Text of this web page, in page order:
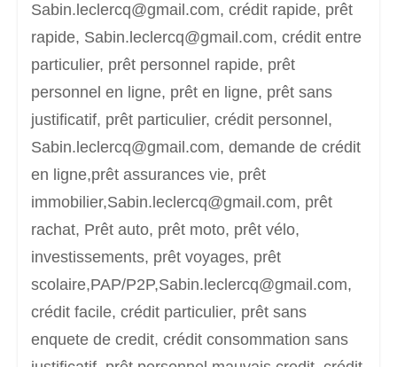
Sabin.leclercq@gmail.com, crédit rapide, prêt
rapide, Sabin.leclercq@gmail.com, crédit entre
particulier, prêt personnel rapide, prêt
personnel en ligne, prêt en ligne, prêt sans
justificatif, prêt particulier, crédit personnel,
Sabin.leclercq@gmail.com, demande de crédit
en ligne,prêt assurances vie, prêt
immobilier,Sabin.leclercq@gmail.com, prêt
rachat, Prêt auto, prêt moto, prêt vélo,
investissements, prêt voyages, prêt
scolaire,PAP/P2P,Sabin.leclercq@gmail.com,
crédit facile, crédit particulier, prêt sans
enquete de credit, crédit consommation sans